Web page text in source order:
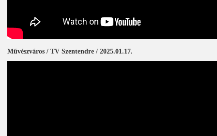
Művészváros / TV Szentendre / 2025.01.17.